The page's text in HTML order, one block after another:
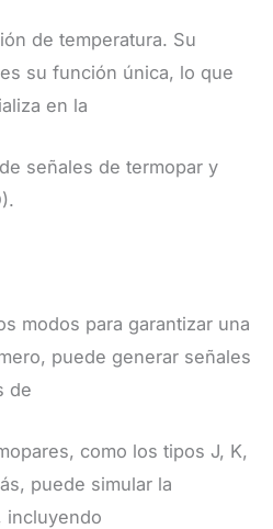
de temperatura. Su
su función única, lo que
en la
señales de termopar y
modos para garantizar una
puede generar señales
de
como los tipos J, K,
puede simular la
incluyendo